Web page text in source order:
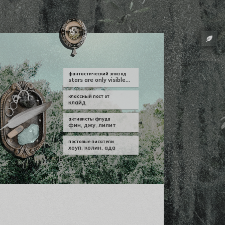
фантастический эпизод
stars are only visible...
классный пост от
клайд
активисты флуда
фин, джу, лилит
постовые писатели
хоуп, колин, ада